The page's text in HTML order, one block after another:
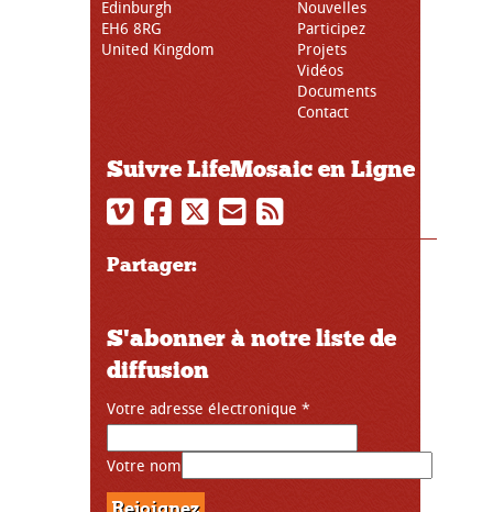
Edinburgh
EH6 8RG
United Kingdom
Nouvelles
Participez
Projets
Vidéos
Documents
Contact
Suivre LifeMosaic en Ligne
Partager:
S'abonner à notre liste de
diffusion
Votre adresse électronique *
Votre nom